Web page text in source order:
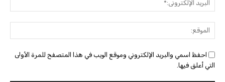
احفظ اسمي والبريد الإلكتروني وموقع الويب في هذا المتصفح للمرة الأولى
التي أعلق فيها.